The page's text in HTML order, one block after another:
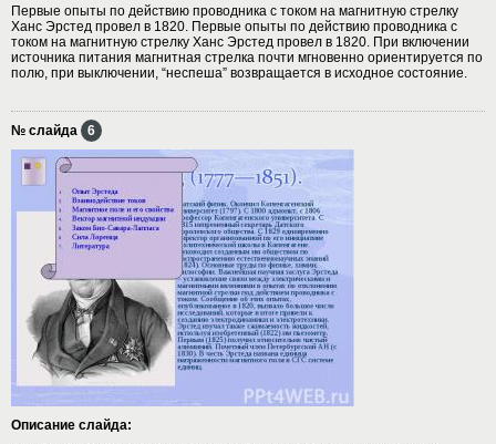
Первые опыты по действию проводника с током на магнитную стрелку
Ханс Эрстед провел в 1820. Первые опыты по действию проводника с
током на магнитную стрелку Ханс Эрстед провел в 1820. При включении
источника питания магнитная стрелка почти мгновенно ориентируется по
полю, при выключении, “неспеша” возвращается в исходное состояние.
№ слайда 6
Описание слайда: